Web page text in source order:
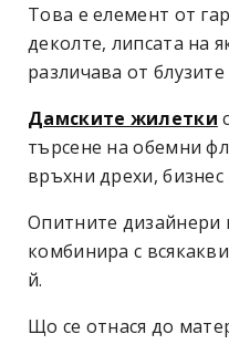
Това е елемент от
деколте, липсата на
различава от
Дамските жилетки
търсене на обемни
връхни дрехи,
Опитните дизайнери
комбинира с
й.
Що се отнася до